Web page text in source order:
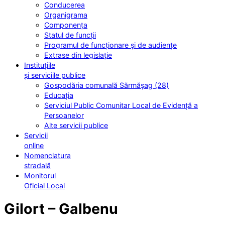
Conducerea
Organigrama
Componența
Statul de funcții
Programul de funcționare și de audiențe
Extrase din legislație
Instituțiile
și serviciile publice
Gospodăria comunală Sărmășag (28)
Educația
Serviciul Public Comunitar Local de Evidență a
Persoanelor
Alte servicii publice
Servicii
online
Nomenclatura
stradală
Monitorul
Oficial Local
Gilort – Galbenu